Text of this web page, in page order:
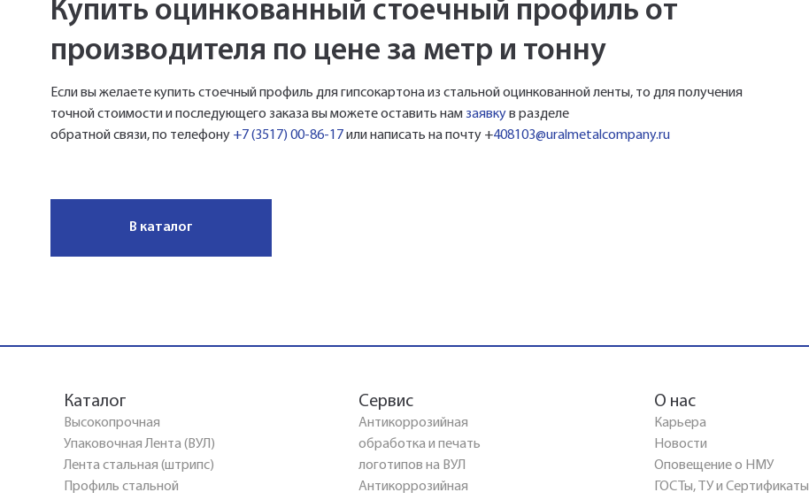
Купить оцинкованный стоечный профиль от
производителя по цене за метр и тонну
Если вы желаете купить стоечный профиль для гипсокартона из стальной оцинкованной ленты, то для получения
точной стоимости и последующего заказа вы можете оставить намзаявкув разделе
обратной связи, по телефону +7 (3517) 00-86-17или написать на почту +408103@uralmetalcompany.ru
В каталог
Каталог
Высокопрочная
Упаковочная Лента (ВУЛ)
Лента стальная (штрипс)
Профиль стальной
Сервис
Антикоррозийная
обработка и печать
логотипов на ВУЛ
Антикоррозийная
О нас
Карьера
Новости
Оповещение о НМУ
ГОСТы, ТУ и Сертификаты